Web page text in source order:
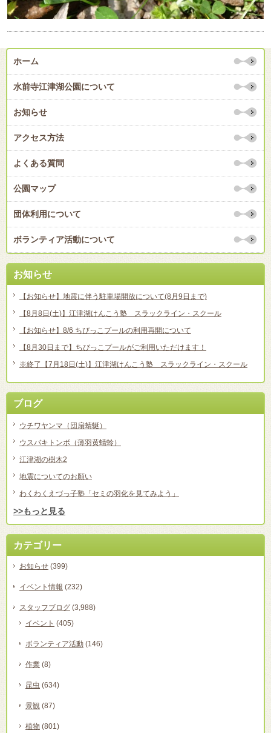
ホーム
水前寺江津湖公園について
お知らせ
アクセス方法
よくある質問
公園マップ
団体利用について
ボランティア活動について
お知らせ
【お知らせ】地震に伴う駐車場開放について(8月9日まで)
【8月8日(土)】江津湖けんこう塾 スラックライン・スクール
【お知らせ】8/6 ちびっこプールの利用再開について
【8月30日まで】ちびっこプールがご利用いただけます！
※終了【7月18日(土)】江津湖けんこう塾 スラックライン・スクール
ブログ
ウチワヤンマ（団扇蜻蜒）
ウスバキトンボ（薄羽黄蜻蛉）
江津湖の樹木2
地震についてのお願い
わくわくえづっ子塾「セミの羽化を見てみよう」
>>もっと見る
カテゴリー
お知らせ (399)
イベント情報 (232)
スタッフブログ (3,988)
イベント (405)
ボランティア活動 (146)
作業 (8)
昆虫 (634)
景観 (87)
植物 (801)